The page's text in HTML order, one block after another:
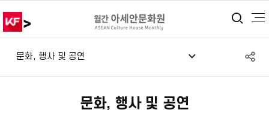
> 통
문화, 행사 및 공연
문화, 행사 및 공연